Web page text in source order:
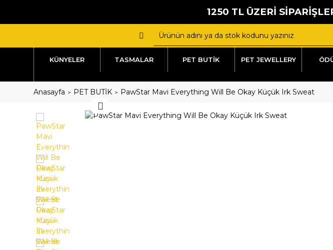
1250 TL ÜZERİ
KÜNYELER TASMALAR PET BUTİK PET JEWELLERY
Anasayfa PET BUTİK PawStar Mavi Everything Will Be Okay Küçük Irk Sweat